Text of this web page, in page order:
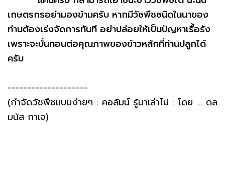
เกษตรกรอย่ามองข้ามครับ หากมีวัชพืชชนิดในนาของ
ท่านต้องเร่งจัดการทันที อย่าปล่อยให้เป็นปัญหาเรื้อรัง
เพราะจะบั่นทอนต่อคุณภาพของข้าวหลักที่ท่านปลูกได้
ครับ
--------------------
(กำจัดวัชพืชแบบง่ายๆ : คอลัมน์ รู้มาเล่าไป : โดย ... ดล
มนัส กาเจ)